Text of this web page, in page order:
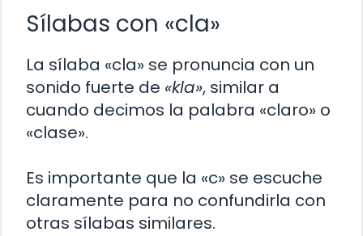
Sílabas con «cla»
La sílaba «cla» se pronuncia con un
sonido fuerte de «kla», similar a
cuando decimos la palabra «claro» o
«clase».
Es importante que la «c» se escuche
claramente para no confundirla con
otras sílabas similares.